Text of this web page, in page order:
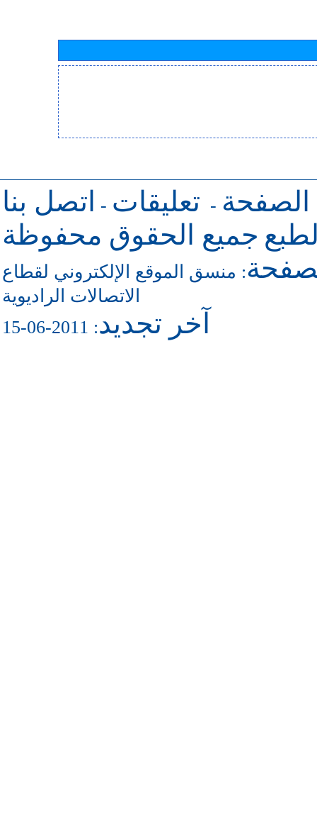
الصفحة - تعليقات -
اتصل بنا
جميع الحقوق محفوظة
: منسق الموقع الإلكتروني لقطاع
الاتصالات الراديوية
آخر تجديد: 2011-06-15